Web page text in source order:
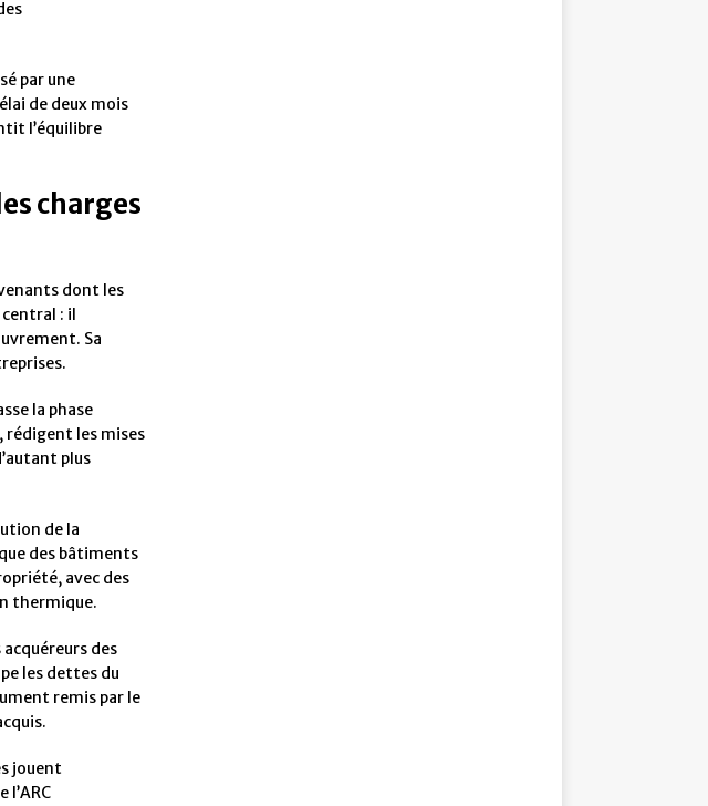
par une
de deux mois
l’équilibre
charges
dont les
central : il
Sa
la phase
rédigent les mises
plus
de la
des bâtiments
avec des
thermique.
des
les dettes du
remis par le
jouent